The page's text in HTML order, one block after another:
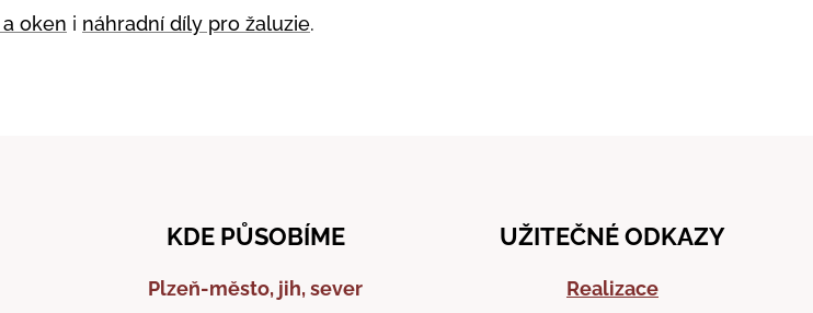
oken i náhradní díly pro žaluzie.
KDE PŮSOBÍME
Plzeň-město, jih, sever
UŽITEČNÉ ODKAZY
Realizace